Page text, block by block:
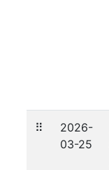
⠿
2026-
03-25